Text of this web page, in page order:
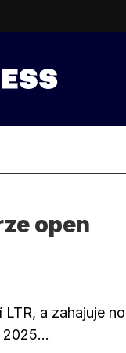
open
a zahajuje